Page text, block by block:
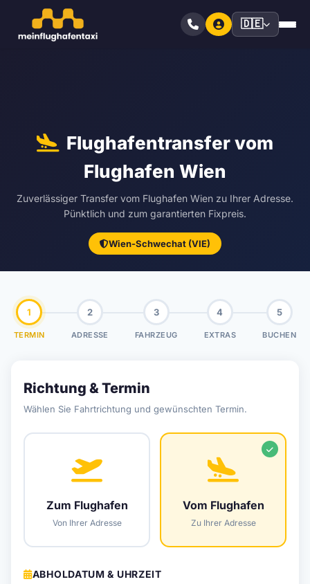
🇩🇪
Flughafentransfer vom
Flughafen Wien
Zuverlässiger Transfer vom Flughafen Wien zu Ihrer Adresse.
Pünktlich und zum garantierten Fixpreis.
Wien-Schwechat (VIE)
1
TERMIN
2
ADRESSE
3
FAHRZEUG
4
EXTRAS
5
BUCHEN
Richtung & Termin
Wählen Sie Fahrtrichtung und gewünschten Termin.
Zum Flughafen
Von Ihrer Adresse
Vom Flughafen
Zu Ihrer Adresse
ABHOLDATUM & UHRZEIT